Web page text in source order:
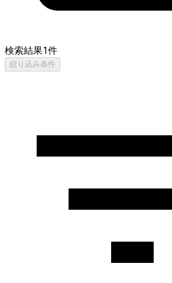
検索結果1件
絞り込み条件